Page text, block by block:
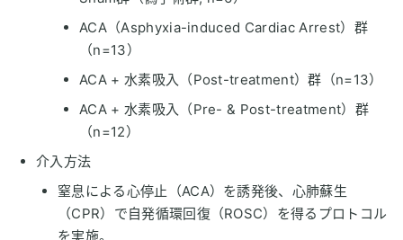
ACA（Asphyxia-induced Cardiac Arrest）群
（n=13）
ACA + 水素吸入（Post-treatment）群（n=13）
ACA + 水素吸入（Pre- & Post-treatment）群
（n=12）
介入方法
窒息による心停止（ACA）を誘発後、心肺蘇生
（CPR）で自発循環回復（ROSC）を得るプロトコル
を実施。